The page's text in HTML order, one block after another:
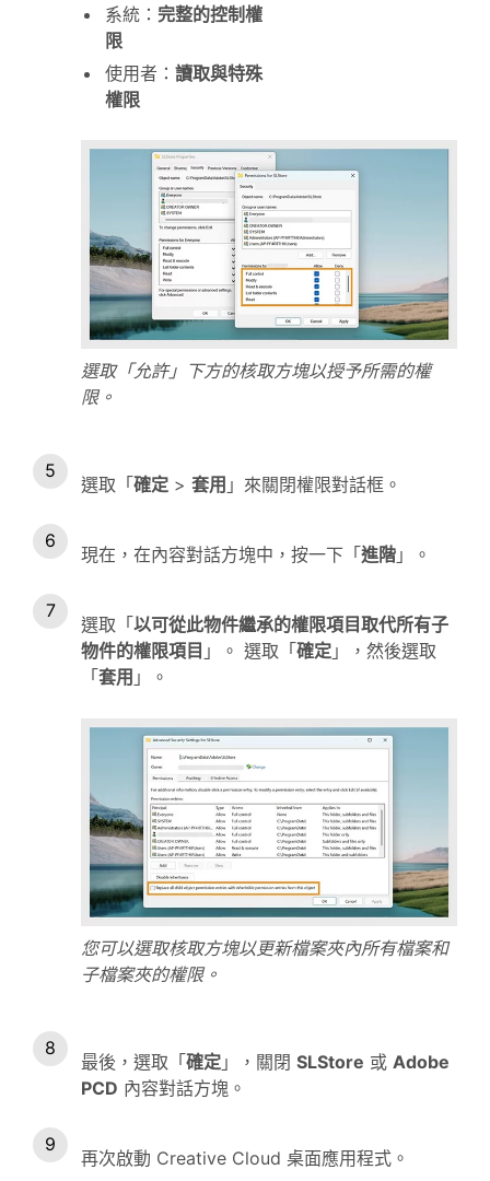
系統： 完整的控制權
限
使用者： 讀取與特殊
權限
選取「允許」下方的核取方塊以授予所需的權
限。
選取「確定 > 套用 」來關閉權限對話框。
現在，在內容對話方塊中，按一下「進階 」。
選取「以可從此物件繼承的權限項目取代所有子
物件的權限項目 」。 選取「確定 」，然後選取
「套用 」。
您可以選取核取方塊以更新檔案夾內所有檔案和
子檔案夾的權限。
最後，選取「確定 」，關閉 SLStore 或 Adobe
PCD 內容對話方塊。
再次啟動 Creative Cloud 桌面應用程式。